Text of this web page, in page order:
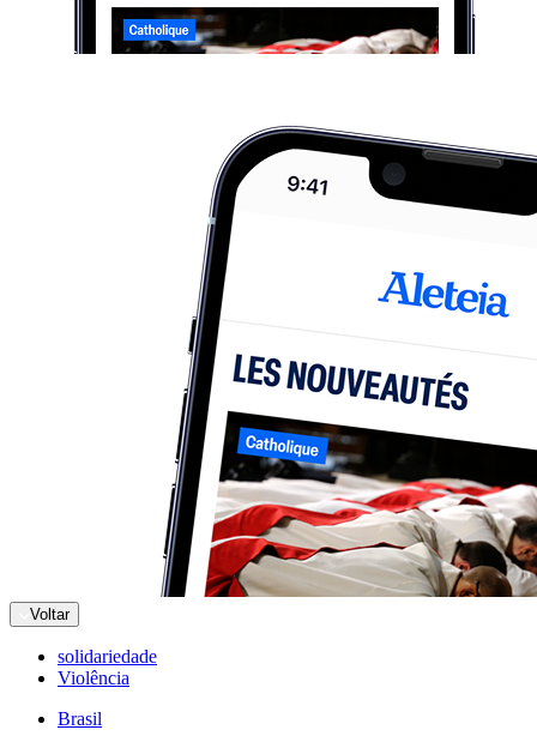
Voltar
solidariedade
Violência
Brasil